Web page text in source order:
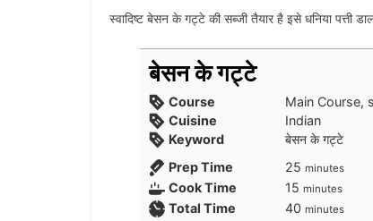
स्वादिष्ट बेसन के गट्टे की सब्जी तैयार है इसे धनिया पत्ती
बेसन के गट्टे
Course
Main Course,
Cuisine
Indian
Keyword
बेसन के गट्टे
Prep Time
25 minutes
minutes
Cook Time 15 minutes
minutes
Total Time 40 minutes
minutes